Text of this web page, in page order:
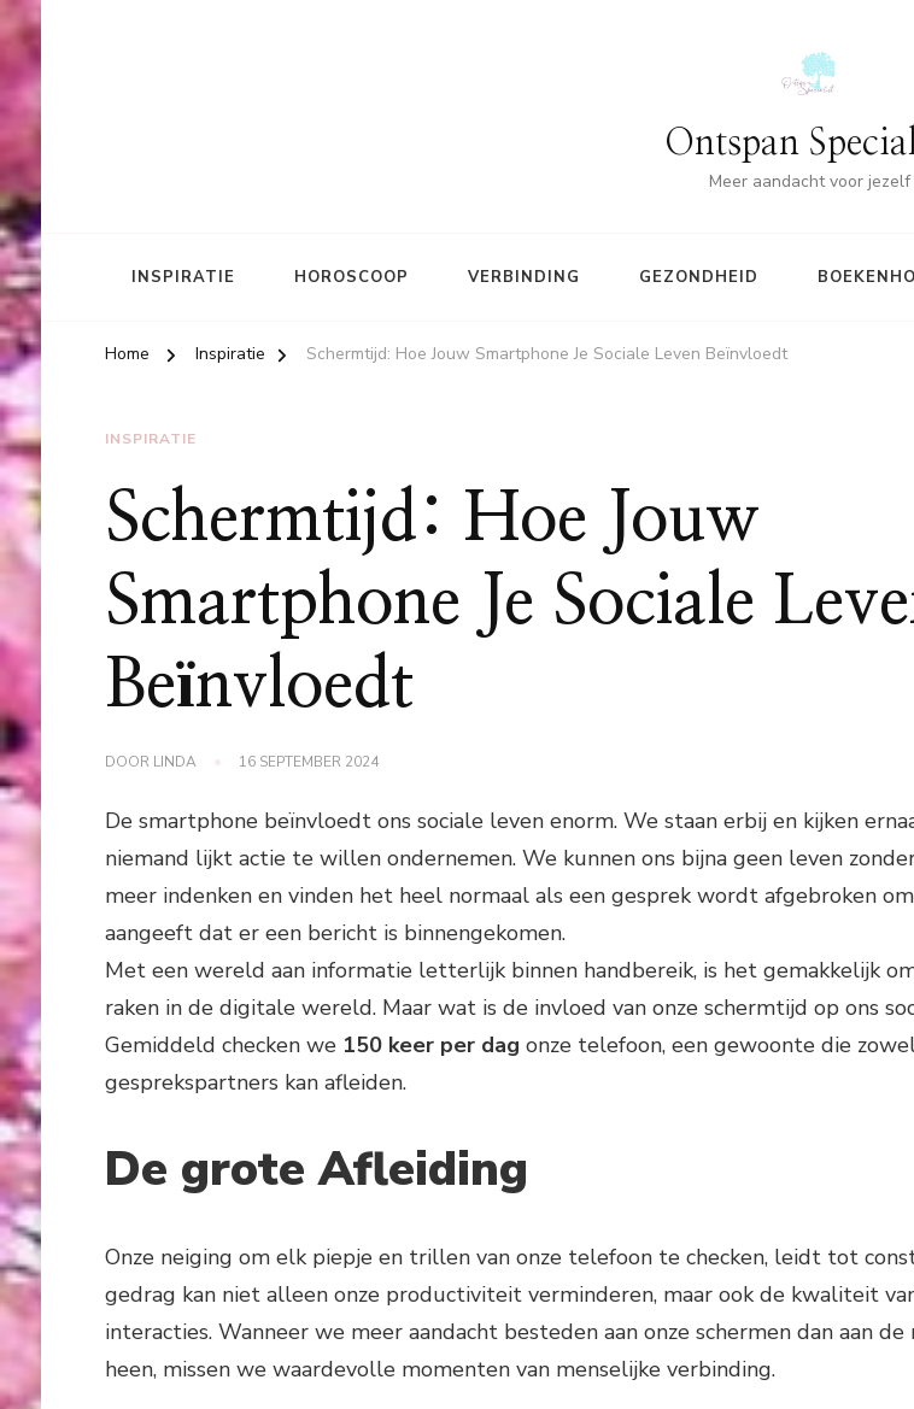
Ontspan
Meer aandacht voor jezelf
INSPIRATIE HOROSCOOP VERBINDING GEZONDHEID
Home Inspiratie Schermtijd: Hoe Jouw Smartphone Je Sociale Leven Beïnvloedt
INSPIRATIE
Schermtijd: Hoe Jouw
Smartphone Je Sociale
Beïnvloedt
DOOR LINDA 16 SEPTEMBER 2024
De smartphone beïnvloedt ons sociale leven enorm. We staan erbij en kijken
niemand lijkt actie te willen ondernemen. We kunnen ons bijna geen leven
meer indenken en vinden het heel normaal als een gesprek wordt afgebroken
aangeeft dat er een bericht is binnengekomen.
Met een wereld aan informatie letterlijk binnen handbereik, is het gemakkelijk
raken in de digitale wereld. Maar wat is de invloed van onze schermtijd op ons
Gemiddeld checken we 150 keer per dag onze telefoon, een gewoonte die
gesprekspartners kan afleiden.
De grote Afleiding
Onze neiging om elk piepje en trillen van onze telefoon te checken, leidt tot
gedrag kan niet alleen onze productiviteit verminderen, maar ook de kwaliteit
interacties. Wanneer we meer aandacht besteden aan onze schermen dan aan de
heen, missen we waardevolle momenten van menselijke verbinding.